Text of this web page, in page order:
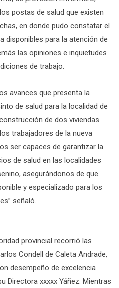
postas de salud que existen
en donde pudo constatar el
disponibles para la atención de
las opiniones e inquietudes
de trabajo.
avances que presenta la
de salud para la localidad de
de dos viviendas
trabajadores de la nueva
ser capaces de garantizar la
de salud en las localidades
asegurándonos de que
y especializado para los
señaló.
provincial recorrió las
Condell de Caleta Andrade,
desempeño de excelencia
Directora xxxxx Yáñez. Mientras